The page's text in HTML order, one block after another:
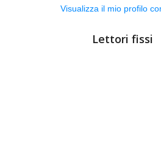
Visualizza il mio profilo
Lettori fissi